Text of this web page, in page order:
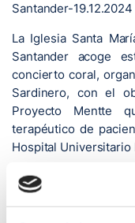
Santander-19.12.2024
La Iglesia Santa
Santander acoge
concierto coral,
Sardinero, con el
Proyecto Mentte
terapéutico de
Hospital Universitario
Las entradas para
euros –para los